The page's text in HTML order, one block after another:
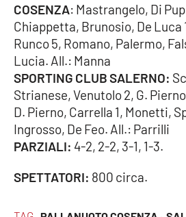
LaC OnAir
EDIZIONI
LOCALI
Catanzaro
Crotone
COSENZA: Mastrangelo, Di
Chiappetta, Brunosio, De Luca
Runco 5, Romano, Palermo,
Lucia. All.: Manna
SPORTING CLUB SALERNO:
Strianese, Venutolo 2, G.
D. Pierno, Carrella 1, Monetti,
Ingrosso, De Feo. All.: Parrilli
PARZIALI: 4-2, 2-2, 3-1, 1-3.
SPETTATORI: 800 circa.